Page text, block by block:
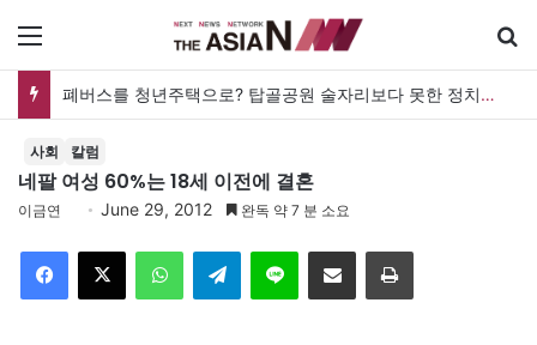
폐버스를 청년주택으로? 탑골공원 술자리보다 못한 정치의 상상력
사회 칼럼
네팔 여성 60%는 18세 이전에 결혼
이금연 June 29, 2012 완독 약 7 분 소요
Telegram 이메일